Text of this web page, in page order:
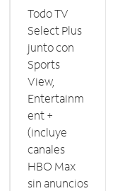
Todo TV
Select Plus
junto con
Sports
View,
Entertainm
ent +
(incluye
canales
HBO Max
sin anuncios